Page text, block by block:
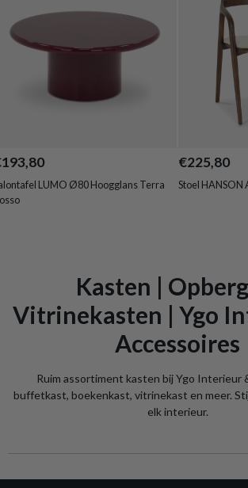
LUMO Ø80 Hoogglans Terra
€225,80
Stoel HANSON
Kasten |
Vitrinekasten | Ygo
Accessoires
Ruim assortiment kasten bij Ygo Interieur
buffetkast, boekenkast, vitrinekast en meer.
elk interieur.